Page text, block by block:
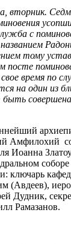
вторник.
с
тому
посте
время по
на один из
совершена
Амфилохий
Иоанна
ключарь
(Авдеев),
Дудник,
Рамазанов.